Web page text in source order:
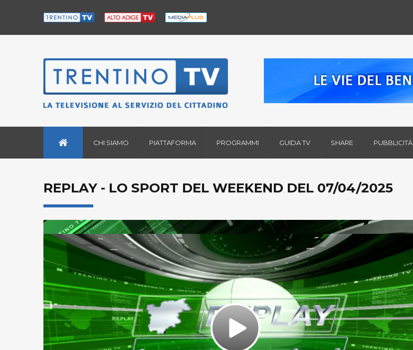
CHI SIAMO PIATTAFORMA PROGRAMMI GUIDA TV SHARE PUBBLICITÀ
REPLAY - LO SPORT DEL WEEKEND DEL 07/04/2025
Play
Video